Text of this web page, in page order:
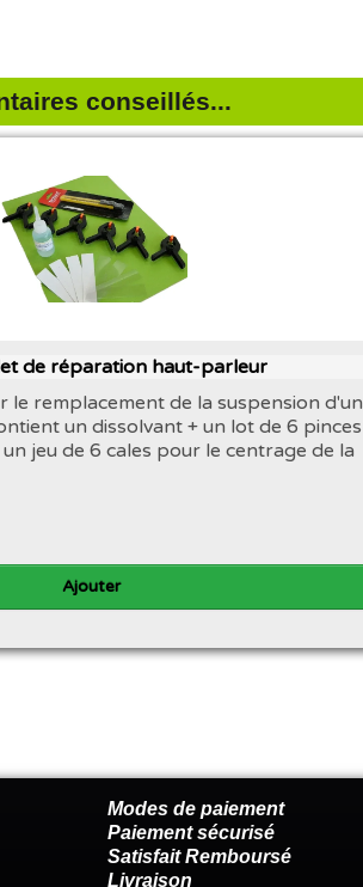
conseillés...
de réparation haut-parleur
le remplacement de la suspension d'un
un dissolvant + un lot de 6 pinces
jeu de 6 cales pour le centrage de la
Ajouter
Modes de paiement
Paiement sécurisé
Satisfait Remboursé
Livraison